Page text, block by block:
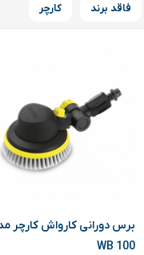
فاقد برند کارچر
برس دورانی کارواش کارچر
WB 100